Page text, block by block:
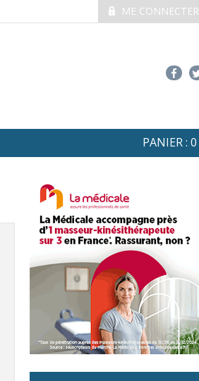
ME CONNECTER
PANIER : 0